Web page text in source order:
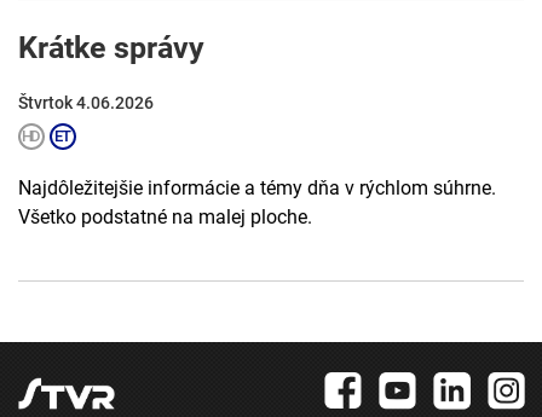
Krátke správy
Štvrtok 4.06.2026
Najdôležitejšie informácie a témy dňa v rýchlom súhrne.
Všetko podstatné na malej ploche.